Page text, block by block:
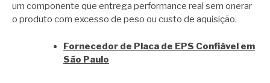
um componente que entrega performance real sem onerar
o produto com excesso de peso ou custo de aquisição.
Fornecedor de Placa de EPS Confiável em
São Paulo